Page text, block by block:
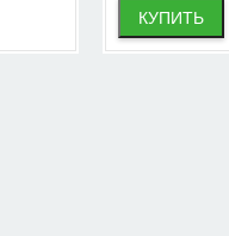
КУПИТЬ